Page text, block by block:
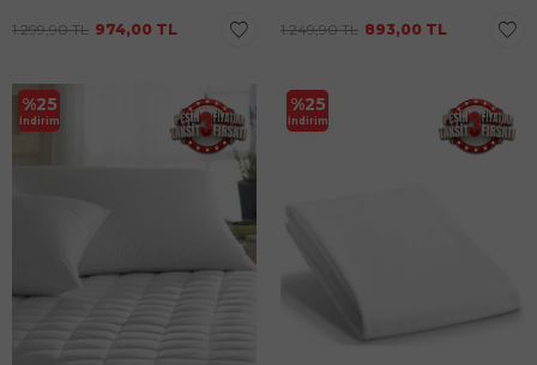
1.299,90TL 974,00 TL 1.249,90TL 893,00 TL
%25
İndirim
%25
İndirim